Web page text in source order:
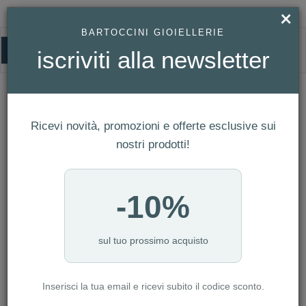
HOMEPAGE
COLLANA DANIEL WELLINGTON ELEVATION ROSÈ REF. DW00400194
rosè Ref. DW00400194
×
BARTOCCINI GIOIELLERIE
iscriviti alla newsletter
Ricevi novità, promozioni e offerte esclusive sui
nostri prodotti!
-10%
sul tuo prossimo acquisto
Inserisci la tua email e ricevi subito il codice sconto.